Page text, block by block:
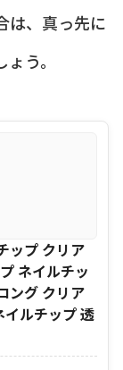
は、真っ先に
う。
ップ クリア
ネイルチッ
ング クリア
イルチップ 透